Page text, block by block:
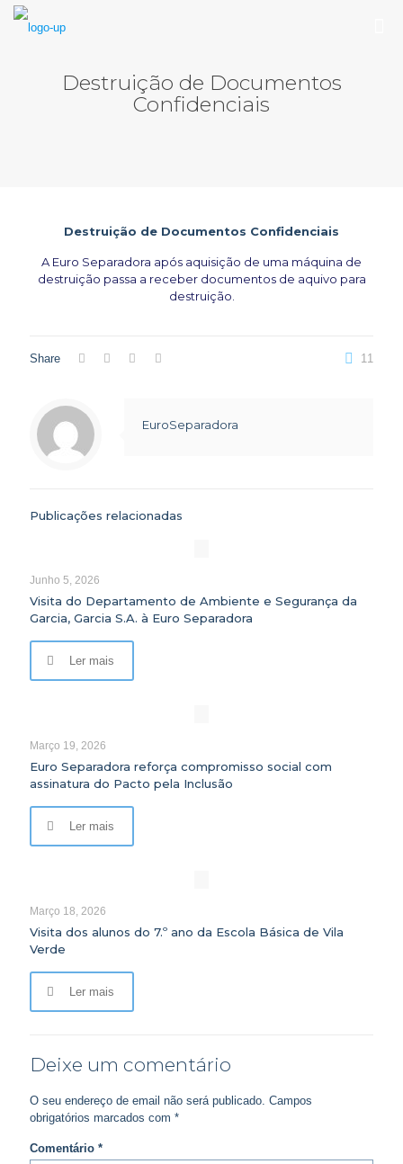
Destruição de Documentos
Confidenciais
Destruição de Documentos Confidenciais
A Euro Separadora após aquisição de uma máquina de
destruição passa a receber documentos de aquivo para
destruição.
Share 11
EuroSeparadora
Publicações relacionadas
Junho 5, 2026
Visita do Departamento de Ambiente e Segurança da
Garcia, Garcia S.A. à Euro Separadora
Ler mais
Março 19, 2026
Euro Separadora reforça compromisso social com
assinatura do Pacto pela Inclusão
Ler mais
Março 18, 2026
Visita dos alunos do 7.º ano da Escola Básica de Vila
Verde
Ler mais
Deixe um comentário
O seu endereço de email não será publicado. Campos
obrigatórios marcados com *
Comentário *